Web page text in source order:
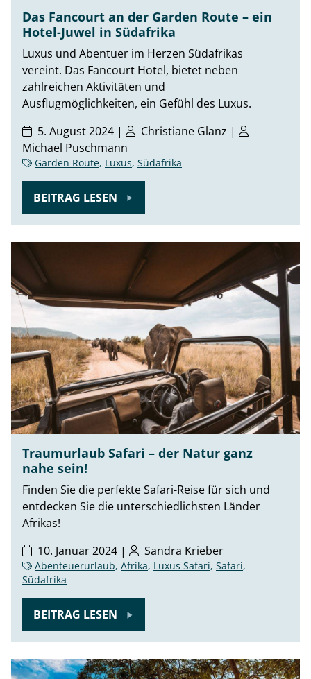
Das Fancourt an der Garden Route – ein
Hotel-Juwel in Südafrika
Luxus und Abentuer im Herzen Südafrikas
vereint. Das Fancourt Hotel, bietet neben
zahlreichen Aktivitäten und
Ausflugmöglichkeiten, ein Gefühl des Luxus.
5. August 2024 |
Christiane Glanz |
Michael Puschmann
Garden Route, Luxus, Südafrika
BEITRAG LESEN
Traumurlaub Safari – der Natur ganz
nahe sein!
Finden Sie die perfekte Safari-Reise für sich und
entdecken Sie die unterschiedlichsten Länder
Afrikas!
10. Januar 2024 |
Sandra Krieber
Abenteuerurlaub, Afrika, Luxus Safari, Safari,
Südafrika
BEITRAG LESEN